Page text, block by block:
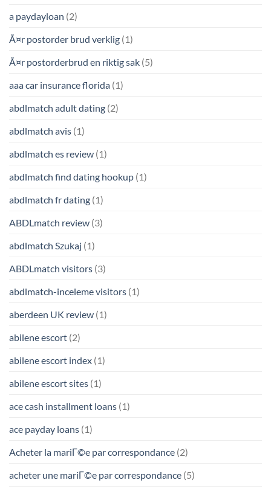
a paydayloan (2)
Ã¤r postorder brud verklig (1)
Ã¤r postorderbrud en riktig sak (5)
aaa car insurance florida (1)
abdlmatch adult dating (2)
abdlmatch avis (1)
abdlmatch es review (1)
abdlmatch find dating hookup (1)
abdlmatch fr dating (1)
ABDLmatch review (3)
abdlmatch Szukaj (1)
ABDLmatch visitors (3)
abdlmatch-inceleme visitors (1)
aberdeen UK review (1)
abilene escort (2)
abilene escort index (1)
abilene escort sites (1)
ace cash installment loans (1)
ace payday loans (1)
Acheter la mariГ©e par correspondance (2)
acheter une mariГ©e par correspondance (5)